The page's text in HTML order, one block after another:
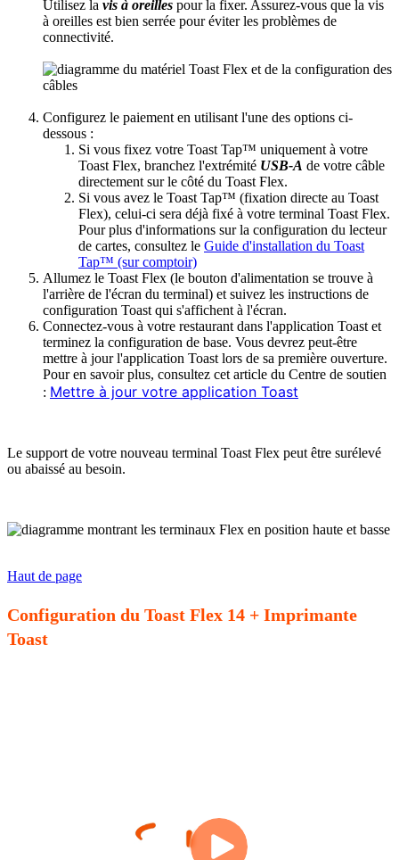
Utilisez la vis à oreilles pour la fixer. Assurez-vous que la vis
à oreilles est bien serrée pour éviter les problèmes de
connectivité.
Configurez le paiement en utilisant l'une des options ci-
dessous :
Si vous fixez votre Toast Tap™ uniquement à votre
Toast Flex, branchez l'extrémité USB-A de votre câble
directement sur le côté du Toast Flex.
Si vous avez le Toast Tap™ (fixation directe au Toast
Flex), celui-ci sera déjà fixé à votre terminal Toast Flex.
Pour plus d'informations sur la configuration du lecteur
de cartes, consultez le Guide d'installation du Toast
Tap™ (sur comptoir)
Allumez le Toast Flex (le bouton d'alimentation se trouve à
l'arrière de l'écran du terminal) et suivez les instructions de
configuration Toast qui s'affichent à l'écran.
Connectez-vous à votre restaurant dans l'application Toast et
terminez la configuration de base. Vous devrez peut-être
mettre à jour l'application Toast lors de sa première ouverture.
Pour en savoir plus, consultez cet article du Centre de soutien
: Mettre à jour votre application Toast
Le support de votre nouveau terminal Toast Flex peut être surélevé
ou abaissé au besoin.
Haut de page
Configuration du Toast Flex 14 + Imprimante
Toast